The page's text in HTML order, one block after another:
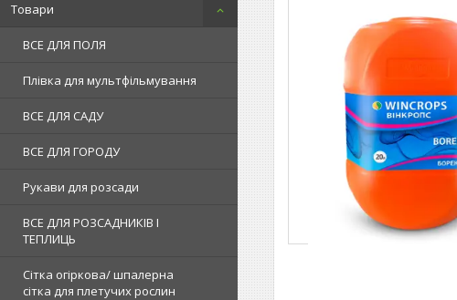
Товари
ВСЕ ДЛЯ ПОЛЯ
Плівка для мультфільмування
ВСЕ ДЛЯ САДУ
ВСЕ ДЛЯ ГОРОДУ
Рукави для розсади
ВСЕ ДЛЯ РОЗСАДНИКІВ І
ТЕПЛИЦЬ
Сітка огіркова/ шпалерна
сітка для плетучих рослин